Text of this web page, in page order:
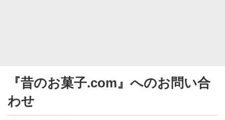
『昔のお菓子.com』へのお問い合
わせ